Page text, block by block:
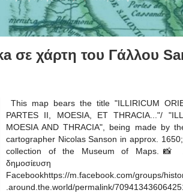
σε χάρτη του Γάλλου
This map bears the title "ILLIRICUM
PARTES II, MOESIA, ET THRACIA..."/
MOESIA AND THRACIA", being made by
cartographer Nicolas Sanson in approx.
collection of the Museum of Maps.📸
Facebookhttps://m.facebook.com/groups/
.around.the.world/permalink/